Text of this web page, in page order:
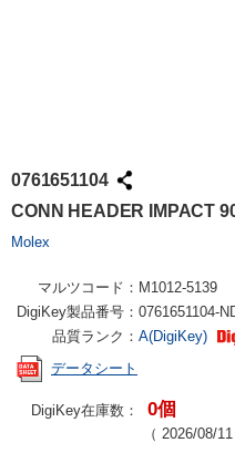
0761651104
CONN HEADER IMPACT
Molex
マルツコード： M1012-5139
DigiKey製品番号： 0761651104-
品質ランク： A(DigiKey)
データシート
DigiKey在庫数： 0個
（ 2026/08/